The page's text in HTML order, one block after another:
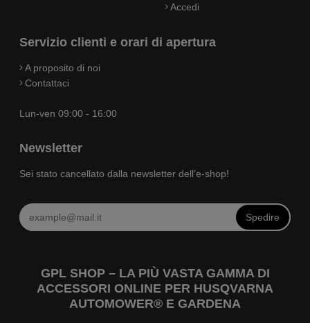
Accedi
Servizio clienti e orari di apertura
A proposito di noi
Contattaci
Lun-ven 09:00 - 16:00
Newsletter
Sei stato cancellato dalla newsletter dell'e-shop!
Spedire
GPL SHOP – LA PIÙ VASTA GAMMA DI
ACCESSORI ONLINE PER HUSQVARNA
AUTOMOWER® E GARDENA